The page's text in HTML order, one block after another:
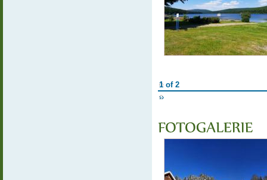
1 of 2
››